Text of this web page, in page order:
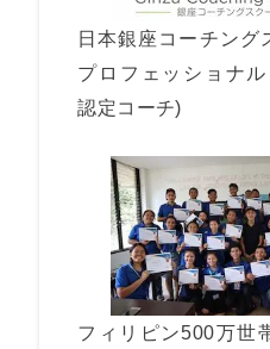
日本銀座コーチング
プロフェッショナ
認定コーチ)
フィリピン500万世